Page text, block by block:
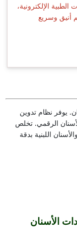
الإلكترونية،
أنيق وسريع
يوفر نظام تدوين
الرقمي. تخلص
اللبنية بدقة
الأسنان